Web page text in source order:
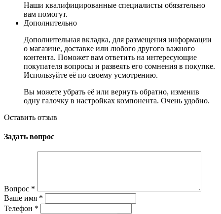
Наши квалифицированные специалисты обязательно
вам помогут.
Дополнительно
Дополнительная вкладка, для размещения информации
о магазине, доставке или любого другого важного
контента. Поможет вам ответить на интересующие
покупателя вопросы и развеять его сомнения в покупке.
Используйте её по своему усмотрению.
Вы можете убрать её или вернуть обратно, изменив
одну галочку в настройках компонента. Очень удобно.
Оставить отзыв
Задать вопрос
Вопрос *
Ваше имя *
Телефон *